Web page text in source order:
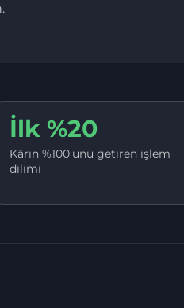
İlk %20
Kârın %100'ünü getiren işlem
dilimi